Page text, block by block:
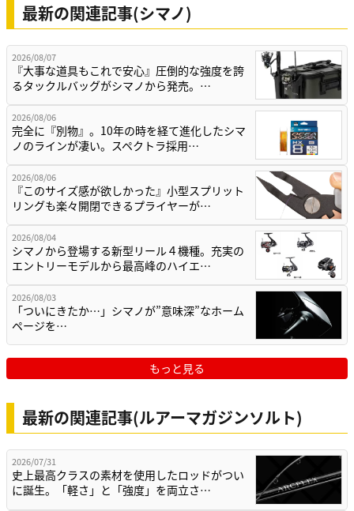
最新の関連記事(シマノ)
2026/08/07
『大事な道具もこれで安心』圧倒的な強度を誇
るタックルバッグがシマノから発売。…
2026/08/06
完全に『別物』。10年の時を経て進化したシマ
ノのラインが凄い。スペクトラ採用…
2026/08/06
『このサイズ感が欲しかった』小型スプリット
リングも楽々開閉できるプライヤーが…
2026/08/04
シマノから登場する新型リール４機種。充実の
エントリーモデルから最高峰のハイエ…
2026/08/03
「ついにきたか…」シマノが”意味深”なホーム
ページを…
もっと見る
最新の関連記事(ルアーマガジンソルト)
2026/07/31
史上最高クラスの素材を使用したロッドがつい
に誕生。「軽さ」と「強度」を両立さ…